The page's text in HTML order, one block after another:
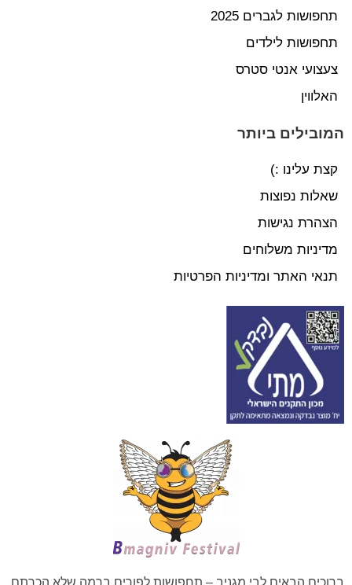
תחפושות לגברים 2025
תחפושות לילדים
צעצועי אנטי סטרס
האלווין
המובילים ביותר
קצת עלינו :)
שאלות נפוצות
הצהרת נגישות
מדיניות משלוחים
תנאי האתר ומדיניות הפרטיות